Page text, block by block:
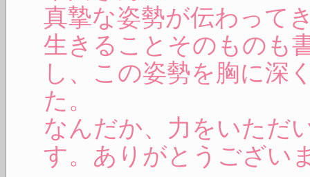
真摯な姿勢が伝わって
生きることそのものも
し、この姿勢を胸に深
た。
なんだか、力をいただ
す。ありがとうござい